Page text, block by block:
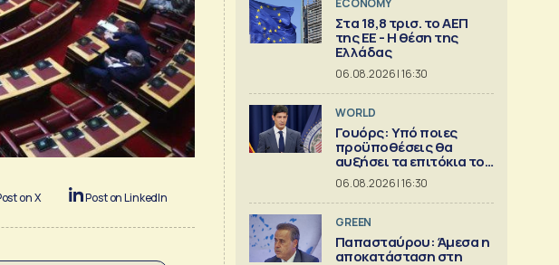
on X Post on LinkedIn
ECONOMY
Στα 18,8 τρισ. το ΑΕΠ
της ΕΕ - Η θέση της
Ελλάδας
06.08.2026 | 16:30
WORLD
Γουόρς: Υπό ποιες
προϋποθέσεις θα
αυξήσει τα επιτόκια τον
Σεπτέμβριο
06.08.2026 | 16:30
GREEN
Παπασταύρου: Άμεσα η
αποκατάσταση στη